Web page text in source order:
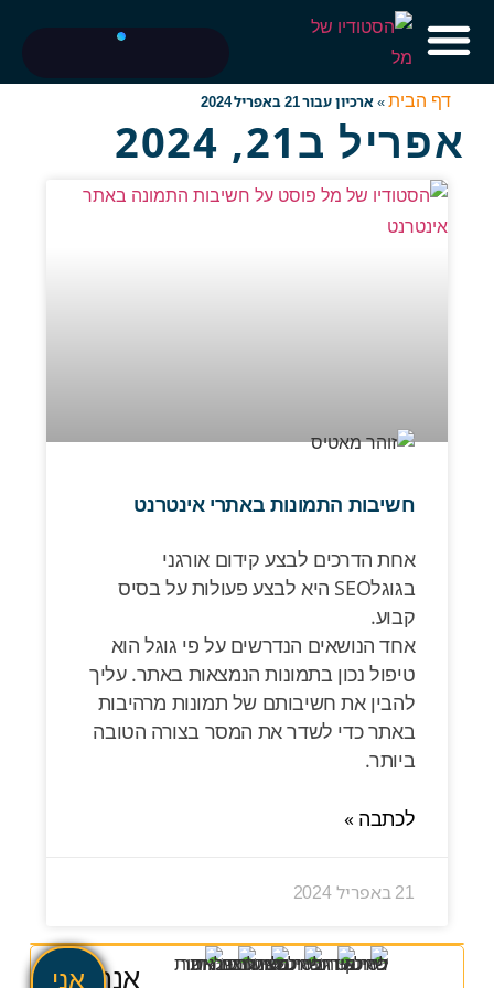
דף הבית»ארכיון עבור 21 באפריל 2024
אפריל ב21, 2024
חשיבות התמונות באתרי אינטרנט
אחת הדרכים לבצע קידום אורגני
בגוגלSEO היא לבצע פעולות על בסיס
קבוע.
אחד הנושאים הנדרשים על פי גוגל הוא
טיפול נכון בתמונות הנמצאות באתר. עליך
להבין את חשיבותם של תמונות מרהיבות
באתר כדי לשדר את המסר בצורה הטובה
ביותר.
לכתבה »
21 באפריל 2024
אנחנואני